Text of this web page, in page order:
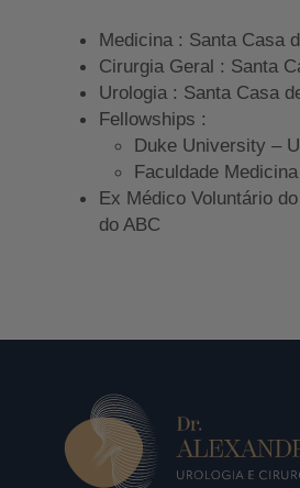
Medicina : Santa Casa
Cirurgia Geral : Santa
Urologia : Santa Casa
Fellowships :
Duke University –
Faculdade
Ex Médico Voluntário
do ABC